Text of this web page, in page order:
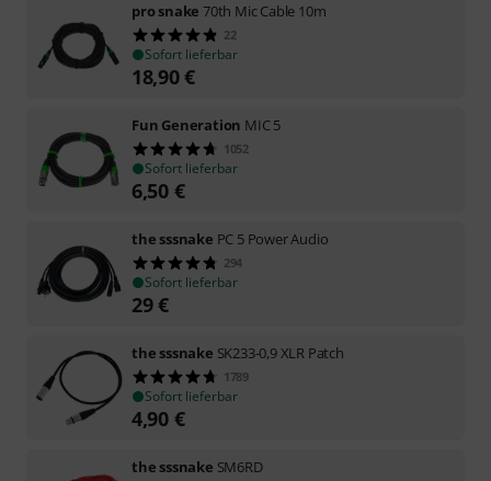
pro snake 70th Mic Cable 10m
22
Sofort lieferbar
18,90€
Fun Generation MIC 5
1052
Sofort lieferbar
6,50 €
the sssnake PC 5 Power Audio
294
Sofort lieferbar
29€
the sssnake SK233-0,9 XLR Patch
1789
Sofort lieferbar
4,90 €
the sssnake SM6RD